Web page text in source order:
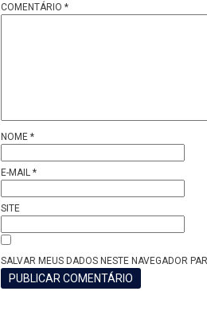
COMENTÁRIO *
NOME *
E-MAIL *
SITE
SALVAR MEUS DADOS NESTE NAVEGADOR